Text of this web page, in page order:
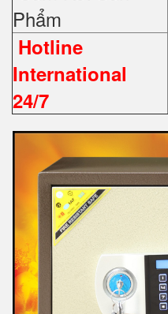
Phẩm
Hotline
International
24/7